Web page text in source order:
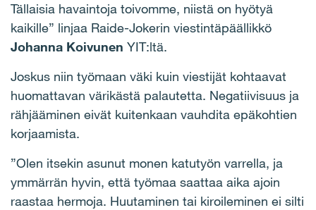
Tällaisia havaintoja toivomme, niistä on hyötyä
kaikille” linjaa Raide-Jokerin viestintäpäällikkö
Johanna Koivunen YIT:ltä.
Joskus niin työmaan väki kuin viestijät kohtaavat
huomattavan värikästä palautetta. Negatiivisuus ja
rähjääminen eivät kuitenkaan vauhdita epäkohtien
korjaamista.
”Olen itsekin asunut monen katutyön varrella, ja
ymmärrän hyvin, että työmaa saattaa aika ajoin
raastaa hermoja. Huutaminen tai kiroileminen ei silti